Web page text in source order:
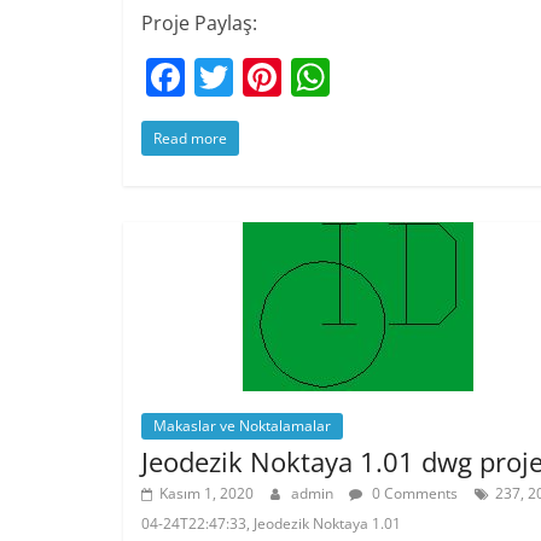
Proje Paylaş:
F
a
c
T
w
itt
Pi
st A
p
p
Read more
Makaslar ve Noktalamalar
Jeodezik Noktaya 1.01 dwg
Kasım 1, 2020 admin 0 Comments
237,
04-24T22:47:33, Jeodezik Noktaya 1.01